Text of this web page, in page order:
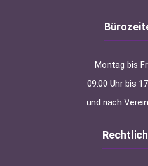
Montag bis
09:00 Uhr bis
und nach